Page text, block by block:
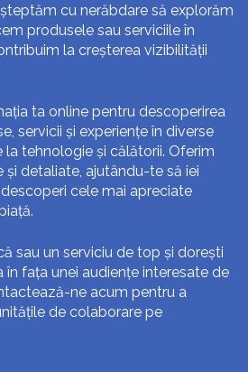
cu nerăbdare să explorăm
produsele sau serviciile în
la creșterea vizibilității
ta online pentru descoperirea
servicii și experiențe în diverse
tehnologie și călătorii. Oferim
detaliate, ajutându-te să iei
cele mai apreciate
sau un serviciu de top și dorești
fața unei audiențe interesate de
ne acum pentru a
de colaborare pe